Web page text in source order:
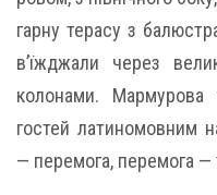
гарну терасу з
в’їжджали через
колонами. Мармурова
гостей латиномовним
— перемога, перемога —